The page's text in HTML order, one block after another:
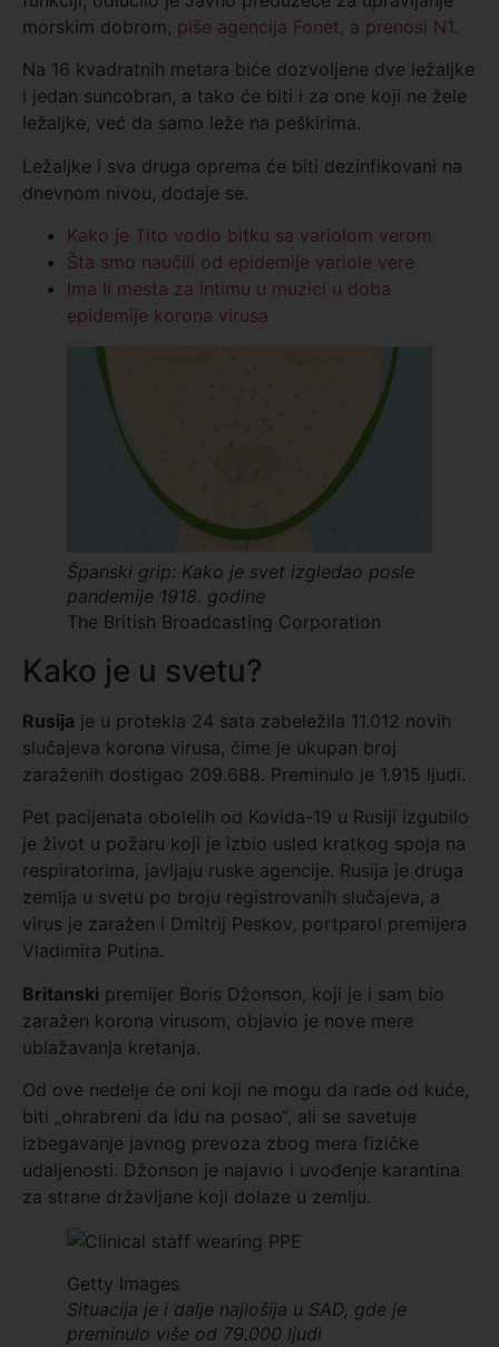
morskim dobrom, piše agencija Fonet, a prenosi N1.
Na 16 kvadratnih metara biće dozvoljene dve ležaljke
i jedan suncobran, a tako će biti i za one koji ne žele
ležaljke, već da samo leže na peškirima.
Ležaljke i sva druga oprema će biti dezinfikovani na
dnevnom nivou, dodaje se.
Kako je Tito vodio bitku sa variolom verom
Šta smo naučili od epidemije variole vere
Ima li mesta za intimu u muzici u doba
epidemije korona virusa
Španski grip: Kako je svet izgledao posle
pandemije 1918. godine
The British Broadcasting Corporation
Kako je u svetu?
Rusija je u protekla 24 sata zabeležila 11.012 novih
slučajeva korona virusa, čime je ukupan broj
zaraženih dostigao 209.688. Preminulo je 1.915 ljudi.
Pet pacijenata obolelih od Kovida-19 u Rusiji izgubilo
je život u požaru koji je izbio usled kratkog spoja na
respiratorima, javljaju ruske agencije. Rusija je druga
zemlja u svetu po broju registrovanih slučajeva, a
virus je zaražen i Dmitrij Peskov, portparol premijera
Vladimira Putina.
Britanski premijer Boris Džonson, koji je i sam bio
zaražen korona virusom, objavio je nove mere
ublažavanja kretanja.
Od ove nedelje će oni koji ne mogu da rade od kuće,
biti „ohrabreni da idu na posao“, ali se savetuje
izbegavanje javnog prevoza zbog mera fizičke
udaljenosti. Džonson je najavio i uvođenje karantina
za strane državljane koji dolaze u zemlju.
Getty Images
Situacija je i dalje najlošija u SAD, gde je
preminulo više od 79.000 ljudi